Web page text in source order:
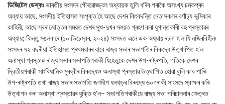
ডিজিটেল ডেস্কঃভাৰতীয় সংসদৰ গৌৰৱোজ্জ্বল অধ্যায়ক তুলি ধৰিব পৰাকৈ অসংখ্য চমকপ্ৰদ
অধ্যায় আছে, সংসদীয় ইতিহাসত সংপৃক্ত হৈ আছে দেশৰ কিংবদন্তি নেতাসকলৰ বৰ্ণাঢ্য ভূমিকাৰ
কাহিনী, আছে স্বৰাজোত্তৰ সময়ত দেশৰ সুখ-দুখৰ সময়ত গ্ৰহণ কৰা যুগান্তকাৰী বহু প্ৰস্তাৱৰ
অধ্যায়; কিন্তু মঙলবাৰে (১০ ডিচেম্বৰ, ২০২৪) সংসদত এনে এক অধ্যায় ৰচনা হ’ল যি নজিৰবিহীন৷
সংসদৰ ৭২ বছৰীয়া ইতিহাসত প্ৰথমবাৰৰ বাবে ৰাজ্য সভাৰ সভাপতিৰ বিৰুদ্ধে উত্থাপিত হ’ল
অনাস্থা প্ৰস্তাৱ৷ ৰাজ্য সভাৰ সভাপতিগৰাকী যিহেতুকে দেশৰ উপ-ৰাষ্ট্ৰপতি, গতিকে দেশৰ
দ্বিতীয়গৰাকী সাংবিধানিক মুৰব্বীৰ বিৰুদ্ধেও অনাস্থা প্ৰস্তাৱ উত্থাপিত হোৱা বুলি ক’ব পাৰি৷
উপ-ৰাষ্ট্ৰপতি তথা ৰাজ্য সভাৰ সভাপতি জগদীপ ধনখড়ৰ বিৰুদ্ধে ৬০গৰাকী সাংসদে স্বাক্ষৰ কৰি
উত্থাপন কৰা অনাস্থা প্ৰস্তাৱৰ যুক্তি হ’ল– সভাপতিগৰাকীয়ে ৰাজ্য সভা পৰিচালনাৰ ক্ষেত্ৰত